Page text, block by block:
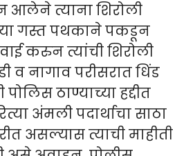
आलेने त्याना शिरोली
गस्त पथकाने पकडून
करुन त्यांची शिरोली
व नागाव परीसरात धिंड
ठाण्याच्या हद्दीत
अंमली पदार्थाचा साठा
असल्यास त्याची माहीती